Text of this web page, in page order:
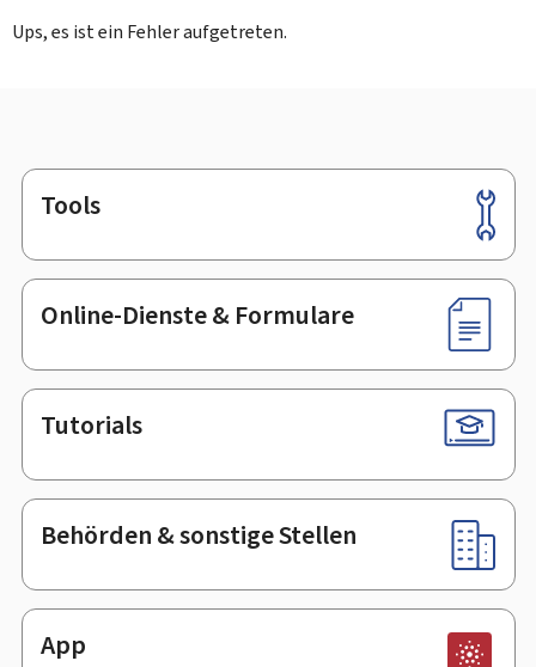
Ups, es ist ein Fehler aufgetreten.
Footer
Tools
Online-Dienste & Formulare
Tutorials
Behörden & sonstige Stellen
App